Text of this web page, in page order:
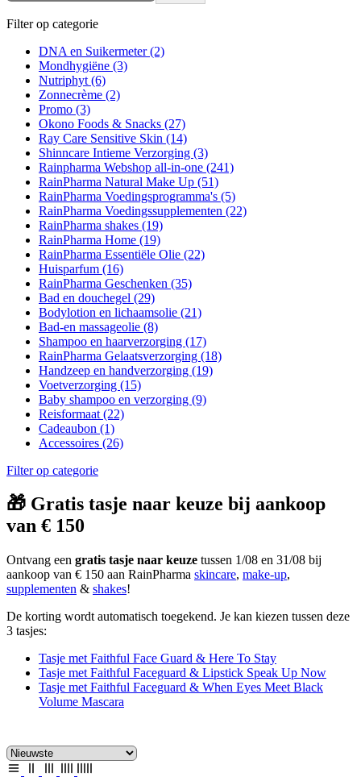
Filter op categorie
DNA en Suikermeter(2)
Mondhygiëne (3)
Nutriphyt (6)
Zonnecrème (2)
Promo (3)
Okono Foods & Snacks (27)
Ray Care Sensitive Skin (14)
Shinncare Intieme Verzorging (3)
Rainpharma Webshop all-in-one (241)
RainPharma Natural Make Up (51)
RainPharma Voedingsprogramma's (5)
RainPharma Voedingssupplementen (22)
RainPharma shakes (19)
RainPharma Home (19)
RainPharma Essentiële Olie (22)
Huisparfum (16)
RainPharma Geschenken (35)
Bad en douchegel (29)
Bodylotion en lichaamsolie (21)
Bad-en massageolie (8)
Shampoo en haarverzorging (17)
RainPharma Gelaatsverzorging (18)
Handzeep en handverzorging (19)
Voetverzorging (15)
Baby shampoo en verzorging (9)
Reisformaat (22)
Cadeaubon (1)
Accessoires (26)
Filter op categorie
🎁 Gratis tasje naar keuze bij aankoop
van € 150
Ontvang een gratis tasje naar keuze tussen 1/08 en 31/08 bij
aankoop van € 150 aan RainPharma skincare, make-up,
supplementen & shakes!
De korting wordt automatisch toegekend. Je kan kiezen tussen deze
3 tasjes:
Tasje met Faithful Face Guard & Here To Stay
Tasje met Faithful Faceguard & Lipstick Speak Up Now
Tasje met Faithful Faceguard & When Eyes Meet Black
Volume Mascara